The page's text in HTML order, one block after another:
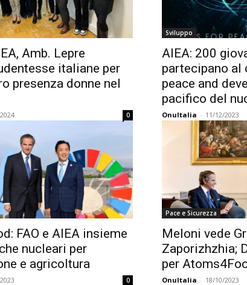
Amb. Lepre
italiane per
presenza donne nel
0
Sviluppo
AIEA: 200
partecipano al
peace and
pacifico del
OnuItalia - 11/12/2023
FAO e AIEA insieme
nucleari per
e agricoltura
0
Pace e Sicurezza
Meloni vede
Zaporizhzhia;
per
OnuItalia - 18/10/2023